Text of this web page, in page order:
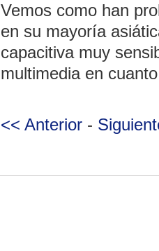
Vemos como han
en su mayoría
capacitiva muy
multimedia en
<< Anterior -